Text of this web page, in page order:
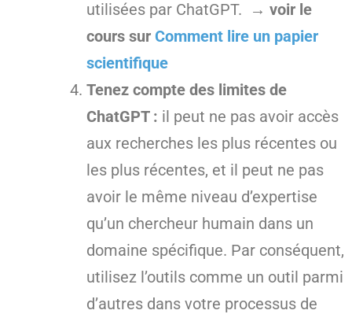
utilisées par ChatGPT.
→ voir le
cours sur Comment lire un papier
scientifique
Tenez compte des limites de
ChatGPT : il peut ne pas avoir accès
aux recherches les plus récentes ou
les plus récentes, et il peut ne pas
avoir le même niveau d’expertise
qu’un chercheur humain dans un
domaine spécifique. Par conséquent,
utilisez l’outils comme un outil parmi
d’autres dans votre processus de